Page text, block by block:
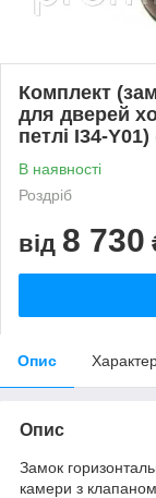
Комплект
для дверей
петлі I34-
В наявності
Роздріб
від 8 730
Опис
Опис
Замок
камери з клапаном